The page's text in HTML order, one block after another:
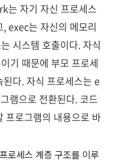
는 자기 자신 프로세스
exec는 자신의 메모리
시스템 호출이다. 자식
기 때문에 부모 프로세
다. 자식 프로세스는 e
램으로 전환된다. 코드
프로그램의 내용으로 바
로세스 계층 구조를 이루